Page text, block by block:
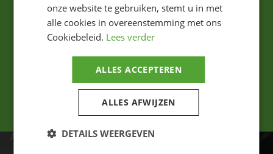
ADRES
onze website te gebruiken, stemt u in met
alle cookies in overeenstemming met ons
Cookiebeleid. Lees verder
ALLES ACCEPTEREN
ALLES AFWIJZEN
DETAILS WEERGEVEN